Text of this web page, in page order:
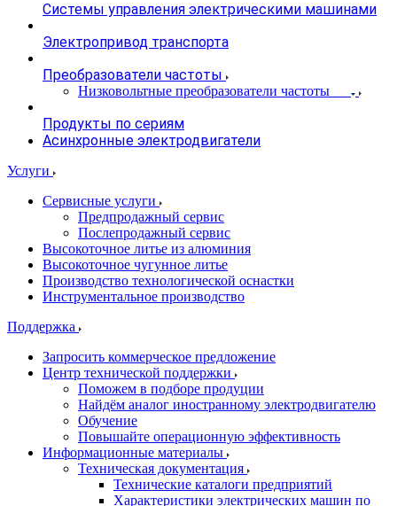
Системы управления электрическими машинами
Электропривод транспорта
Преобразователи частоты
Низковольтные преобразователи частоты
Продукты по сериям
Асинхронные электродвигатели
Услуги
Сервисные услуги
Предпродажный сервис
Послепродажный сервис
Высокоточное литье из алюминия
Высокоточное чугунное литье
Производство технологической оснастки
Инструментальное производство
Поддержка
Запросить коммерческое предложение
Центр технической поддержки
Поможем в подборе продуции
Найдём аналог иностранному электродвигателю
Обучение
Повышайте операционную эффективность
Информационные материалы
Техническая документация
Технические каталоги предприятий
Характеристики электрических машин по